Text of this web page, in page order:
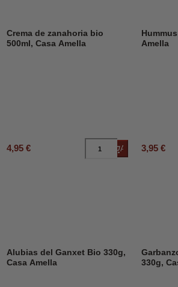
Crema de zanahoria bio
500ml, Casa Amella
4,95 € Añadir al carrito
Amella
3,95 €
Alubias del Ganxet Bio 330g,
Casa Amella
330g,